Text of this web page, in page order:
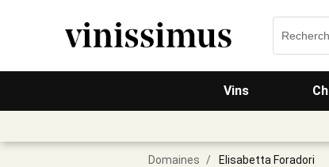
Vins
Domaines / Elisabetta Foradori